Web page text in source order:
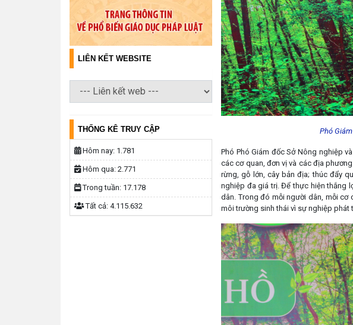
LIÊN KẾT WEBSITE
THỐNG KÊ TRUY CẬP
Hôm nay: 1.781
Hôm qua: 2.771
Trong tuần: 17.178
Tất cả: 4.115.632
Phó
Phó Phó Giám đốc Sở Nông nghiệp
các cơ quan, đơn vị và các địa
rừng, gỗ lớn, cây bản địa; thúc đẩy
nghiệp đa giá trị. Để thực hiện thắng
dân. Trong đó mỗi người dân, mỗi cơ
môi trường sinh thái vì sự nghiệp phát